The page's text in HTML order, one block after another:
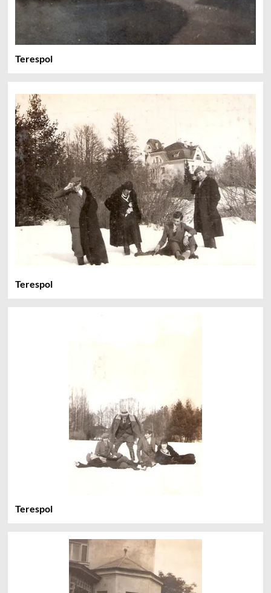
Terespol
Terespol
Terespol